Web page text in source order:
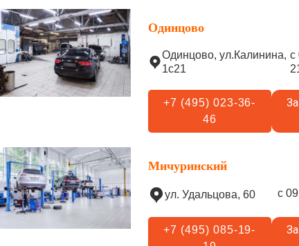
Одинцово
Одинцово, ул.Калинина,
1с21
с
+7 (495) 023-36-
46
Мичуринский
ул. Удальцова, 60 с
+7 (495) 085-19-